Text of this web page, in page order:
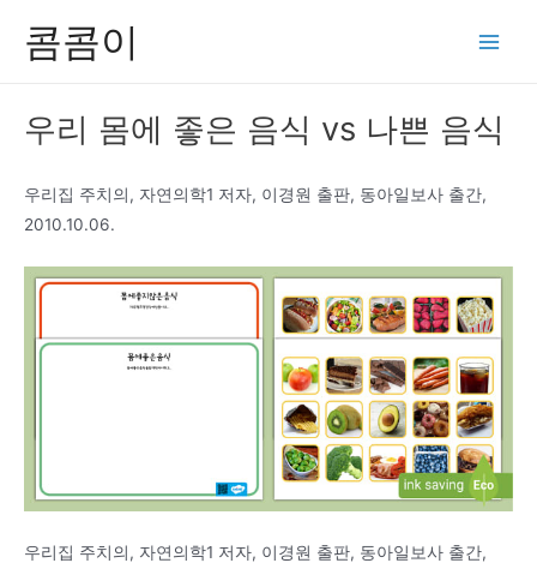
콤콤이
우리 몸에 좋은 음식 vs 나쁜 음식
우리집 주치의, 자연의학1 저자, 이경원 출판, 동아일보사 출간,
2010.10.06.
우리집 주치의, 자연의학1 저자, 이경원 출판, 동아일보사 출간,